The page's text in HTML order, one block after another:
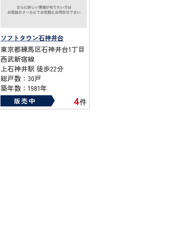
ソフトタウン石神井台
東京都練馬区石神井台1丁目
西武新宿線
上石神井駅 徒歩22分
総戸数：30戸
築年数：1981年
販売中 4件